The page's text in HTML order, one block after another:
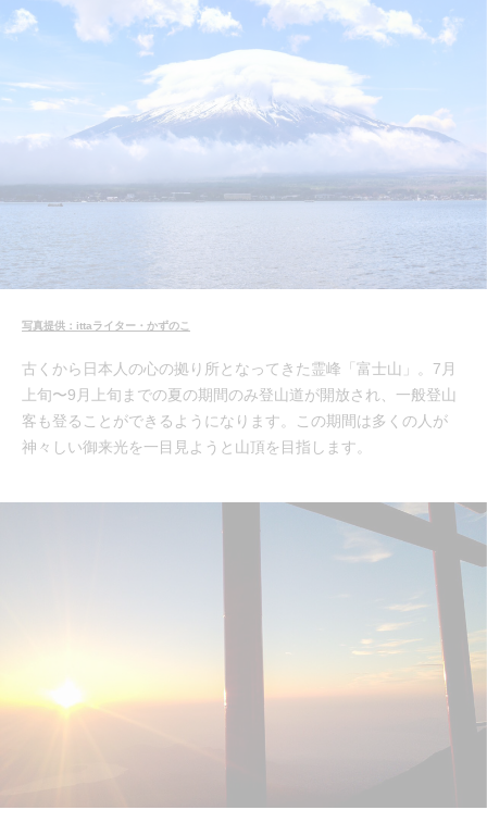
写真提供：ittaライター・かずのこ
古くから日本人の心の拠り所となってきた霊峰「富士山」。7月
上旬〜9月上旬までの夏の期間のみ登山道が開放され、一般登山
客も登ることができるようになります。この期間は多くの人が
神々しい御来光を一目見ようと山頂を目指します。